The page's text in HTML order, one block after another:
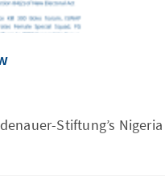
Stiftung’s Nigeria